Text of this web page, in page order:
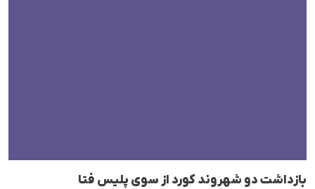
بازداشت دو شهروند کورد از سوی پلیس فتا